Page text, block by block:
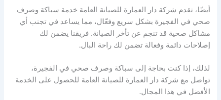
أيضًا، تقدم شركة دار العمارة للصيانة العامة خدمة سباكة وصرف
صحي في الفجيرة بشكل سريع وفعّال، مما يساعد في تجنب أي
مشاكل صحية قد تنجم عن تأخر الصيانة. فريقنا يضمن لك
إصلاحات دائمة وفعالة تضمن لك راحة البال.
لذلك، إذا كنت بحاجة إلى سباكة وصرف صحي في الفجيرة،
تواصل مع شركة دار العمارة للصيانة العامة للحصول على الخدمة
الأفضل في هذا المجال.